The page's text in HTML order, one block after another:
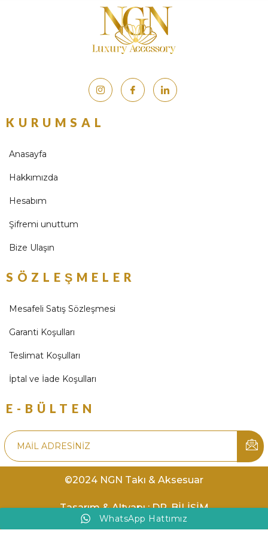
KURUMSAL
Anasayfa
Hakkımızda
Hesabım
Şifremi unuttum
Bize Ulaşın
SÖZLEŞMELER
Mesafeli Satış Sözleşmesi
Garanti Koşulları
Teslimat Koşulları
İptal ve İade Koşulları
E-BÜLTEN
©2024 NGN Takı & Aksesuar
Tasarım & Altyapı : DR. BİLİŞİM
WhatsApp Hattımız